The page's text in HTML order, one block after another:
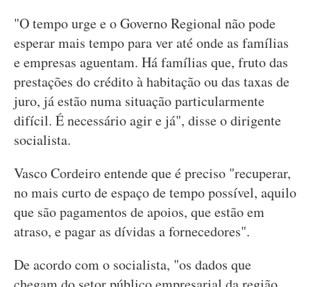
"O tempo urge e o Governo Regional não pode
esperar mais tempo para ver até onde as famílias
e empresas aguentam. Há famílias que, fruto das
prestações do crédito à habitação ou das taxas de
juro, já estão numa situação particularmente
difícil. É necessário agir e já", disse o dirigente
socialista.
Vasco Cordeiro entende que é preciso "recuperar,
no mais curto de espaço de tempo possível, aquilo
que são pagamentos de apoios, que estão em
atraso, e pagar as dívidas a fornecedores".
De acordo com o socialista, "os dados que